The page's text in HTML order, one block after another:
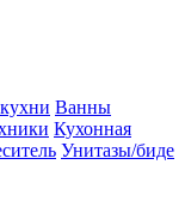
Ванны
Кухонная
Унитазы/биде